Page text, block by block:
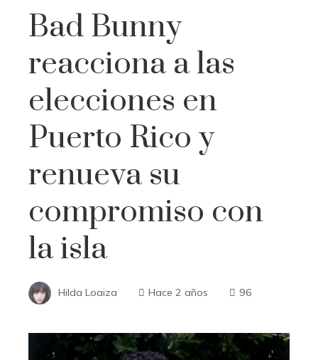
Bad Bunny
reacciona a las
elecciones en
Puerto Rico y
renueva su
compromiso con
la isla
Hilda Loaiza Hace 2 años 96